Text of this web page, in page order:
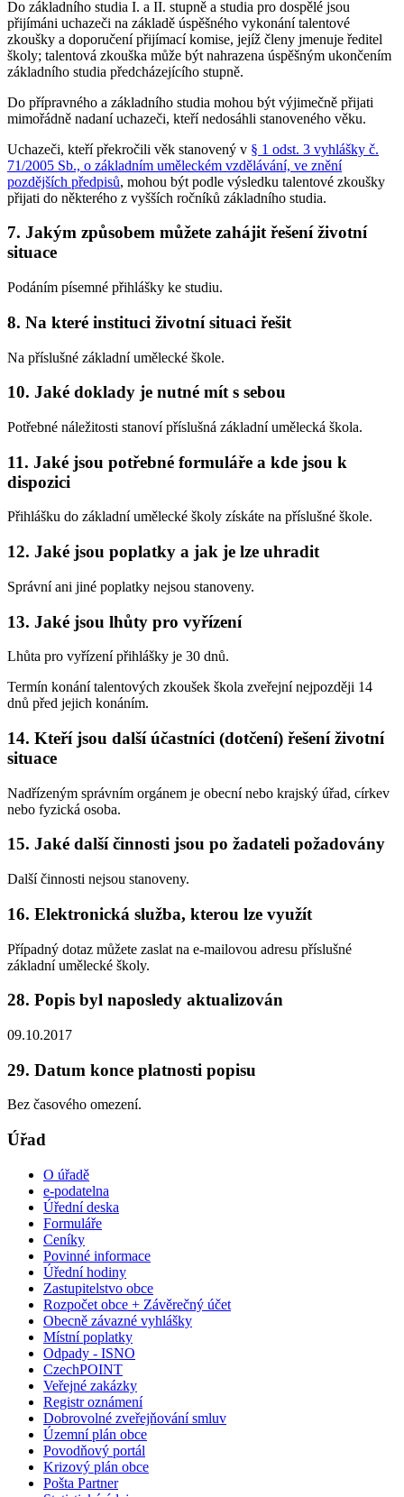
Do základního studia I. a II. stupně a studia pro dospělé jsou
přijímáni uchazeči na základě úspěšného vykonání talentové
zkoušky a doporučení přijímací komise, jejíž členy jmenuje ředitel
školy; talentová zkouška může být nahrazena úspěšným ukončením
základního studia předcházejícího stupně.
Do přípravného a základního studia mohou být výjimečně přijati
mimořádně nadaní uchazeči, kteří nedosáhli stanoveného věku.
Uchazeči, kteří překročili věk stanovený v § 1 odst. 3 vyhlášky č.
71/2005 Sb., o základním uměleckém vzdělávání, ve znění
pozdějších předpisů, mohou být podle výsledku talentové zkoušky
přijati do některého z vyšších ročníků základního studia.
7. Jakým způsobem můžete zahájit řešení životní
situace
Podáním písemné přihlášky ke studiu.
8. Na které instituci životní situaci řešit
Na příslušné základní umělecké škole.
10. Jaké doklady je nutné mít s sebou
Potřebné náležitosti stanoví příslušná základní umělecká škola.
11. Jaké jsou potřebné formuláře a kde jsou k
dispozici
Přihlášku do základní umělecké školy získáte na příslušné škole.
12. Jaké jsou poplatky a jak je lze uhradit
Správní ani jiné poplatky nejsou stanoveny.
13. Jaké jsou lhůty pro vyřízení
Lhůta pro vyřízení přihlášky je 30 dnů.
Termín konání talentových zkoušek škola zveřejní nejpozději 14
dnů před jejich konáním.
14. Kteří jsou další účastníci (dotčení) řešení životní
situace
Nadřízeným správním orgánem je obecní nebo krajský úřad, církev
nebo fyzická osoba.
15. Jaké další činnosti jsou po žadateli požadovány
Další činnosti nejsou stanoveny.
16. Elektronická služba, kterou lze využít
Případný dotaz můžete zaslat na e-mailovou adresu příslušné
základní umělecké školy.
28. Popis byl naposledy aktualizován
09.10.2017
29. Datum konce platnosti popisu
Bez časového omezení.
Úřad
O úřadě
e-podatelna
Úřední deska
Formuláře
Ceníky
Povinné informace
Úřední hodiny
Zastupitelstvo obce
Rozpočet obce + Závěrečný účet
Obecně závazné vyhlášky
Místní poplatky
Odpady - ISNO
CzechPOINT
Veřejné zakázky
Registr oznámení
Dobrovolné zveřejňování smluv
Územní plán obce
Povodňový portál
Krizový plán obce
Pošta Partner